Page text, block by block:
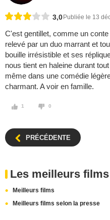
3,0 Publiée le 13
C'est gentillet, comme un
relevé par un duo marrant et
bouille irrésistible et ses
nous tient en haleine durant
même dans une comédie
charmant. A voir en famille.
1 0
PRÉCÉDENTE
Les meilleurs
Meilleurs films
Meilleurs films selon la presse